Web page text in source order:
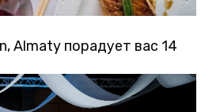
Almaty порадует вас 14